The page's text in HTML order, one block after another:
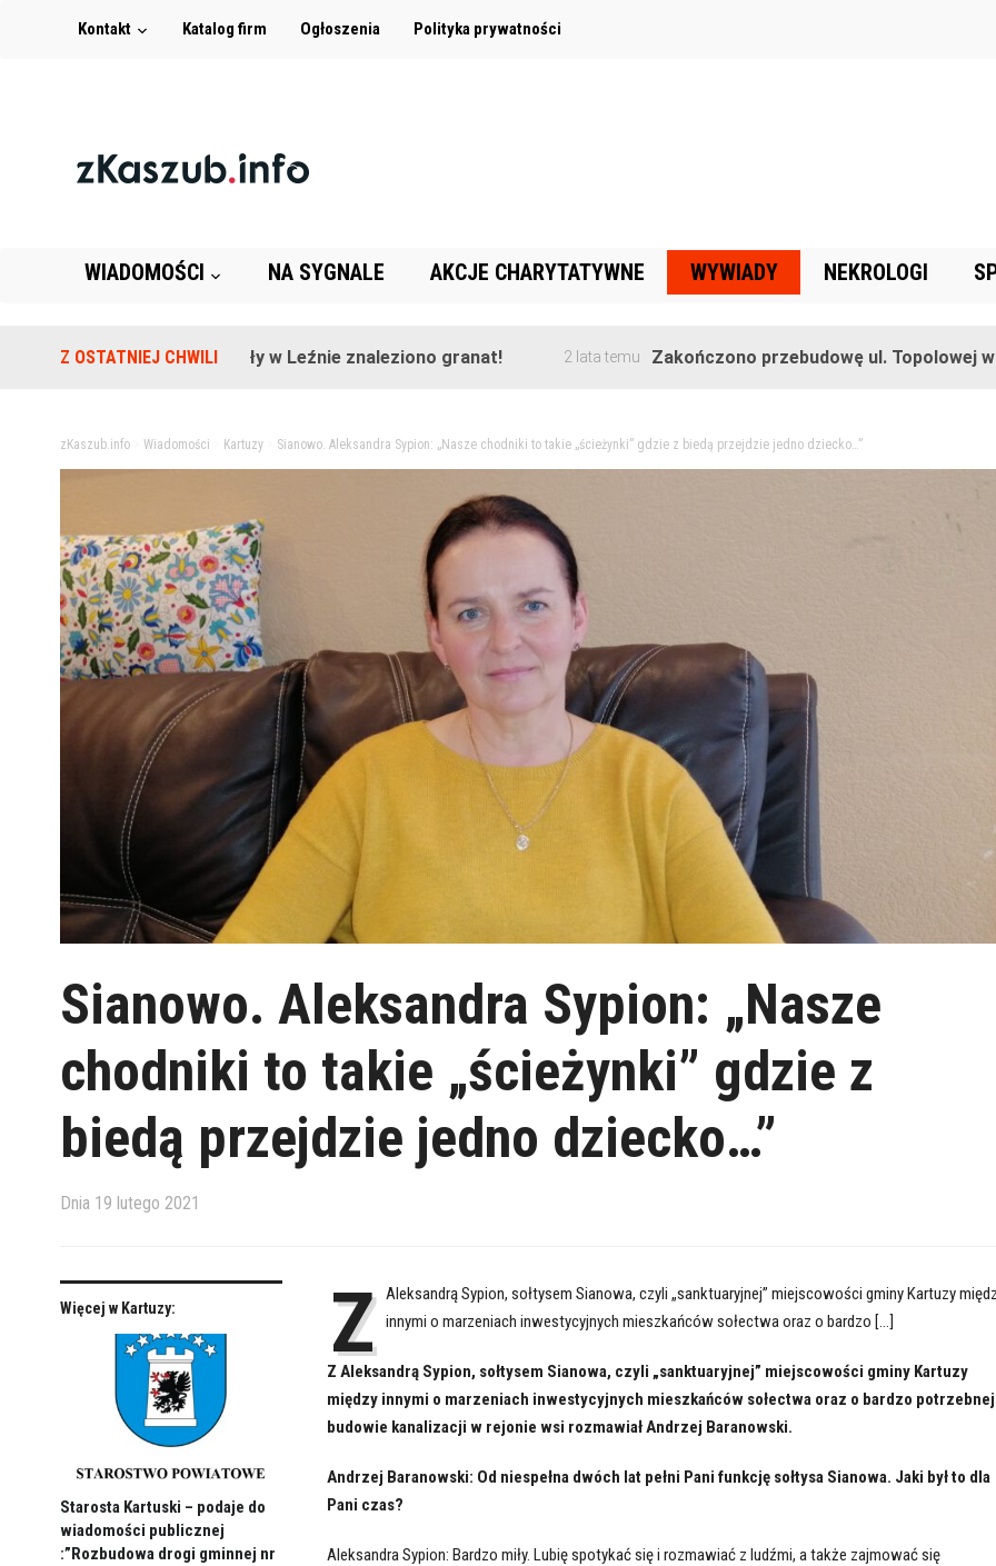
Kontakt Katalog firm Ogłoszenia Polityka prywatności
WIADOMOŚCI NA SYGNALE AKCJE CHARYTATYWNE WYWIADY NEKROLOGI
Z OSTATNIEJ CHWILI
Na terenie szkoły w Leźnie znaleziono granat! 2 lata temu Zakończono przebudowę ul. Topolowej w
zKaszub.info> Wiadomości Kartuzy> Sianowo. Aleksandra Sypion: „Nasze chodniki to takie „ścieżynki” gdzie z biedą przejdzie jedno dziecko…”
Sianowo. Aleksandra Sypion: „Nasze
chodniki to takie „ścieżynki” gdzie z
biedą przejdzie jedno dziecko…”
Dnia 19 lutego 2021
Więcej w Kartuzy:
Starosta Kartuski – podaje do
wiadomości publicznej
:”Rozbudowa drogi gminnej nr
Z
Aleksandrą Sypion, sołtysem Sianowa, czyli „sanktuaryjnej” miejscowości gminy Kartuzy
innymi o marzeniach inwestycyjnych mieszkańców sołectwa oraz o bardzo […]
Z Aleksandrą Sypion, sołtysem Sianowa, czyli „sanktuaryjnej” miejscowości gminy Kartuzy
między innymi o marzeniach inwestycyjnych mieszkańców sołectwa oraz o bardzo potrzebnej
budowie kanalizacji w rejonie wsi rozmawiał Andrzej Baranowski.
Andrzej Baranowski: Od niespełna dwóch lat pełni Pani funkcję sołtysa Sianowa. Jaki był to dla
Pani czas?
Aleksandra Sypion: Bardzo miły. Lubię spotykać się i rozmawiać z ludźmi, a także zajmować się